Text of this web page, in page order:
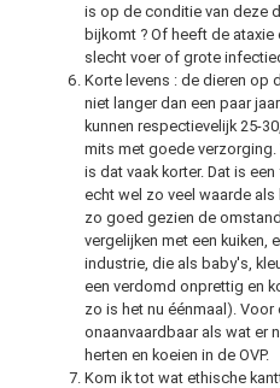
is op de conditie van deze
bijkomt ? Of heeft de
slecht voer of grote
Korte levens : de dieren op
niet langer dan een paar
kunnen respectievelijk 25-
mits met goede verzorging.
is dat vaak korter. Dat is
echt wel zo veel waarde
zo goed gezien de
vergelijken met een kuiken,
industrie, die als baby's,
een verdomd onprettig en
zo is het nu éénmaal).
onaanvaardbaar als wat er
herten en koeien in de OVP.
Kom ik tot wat ethische